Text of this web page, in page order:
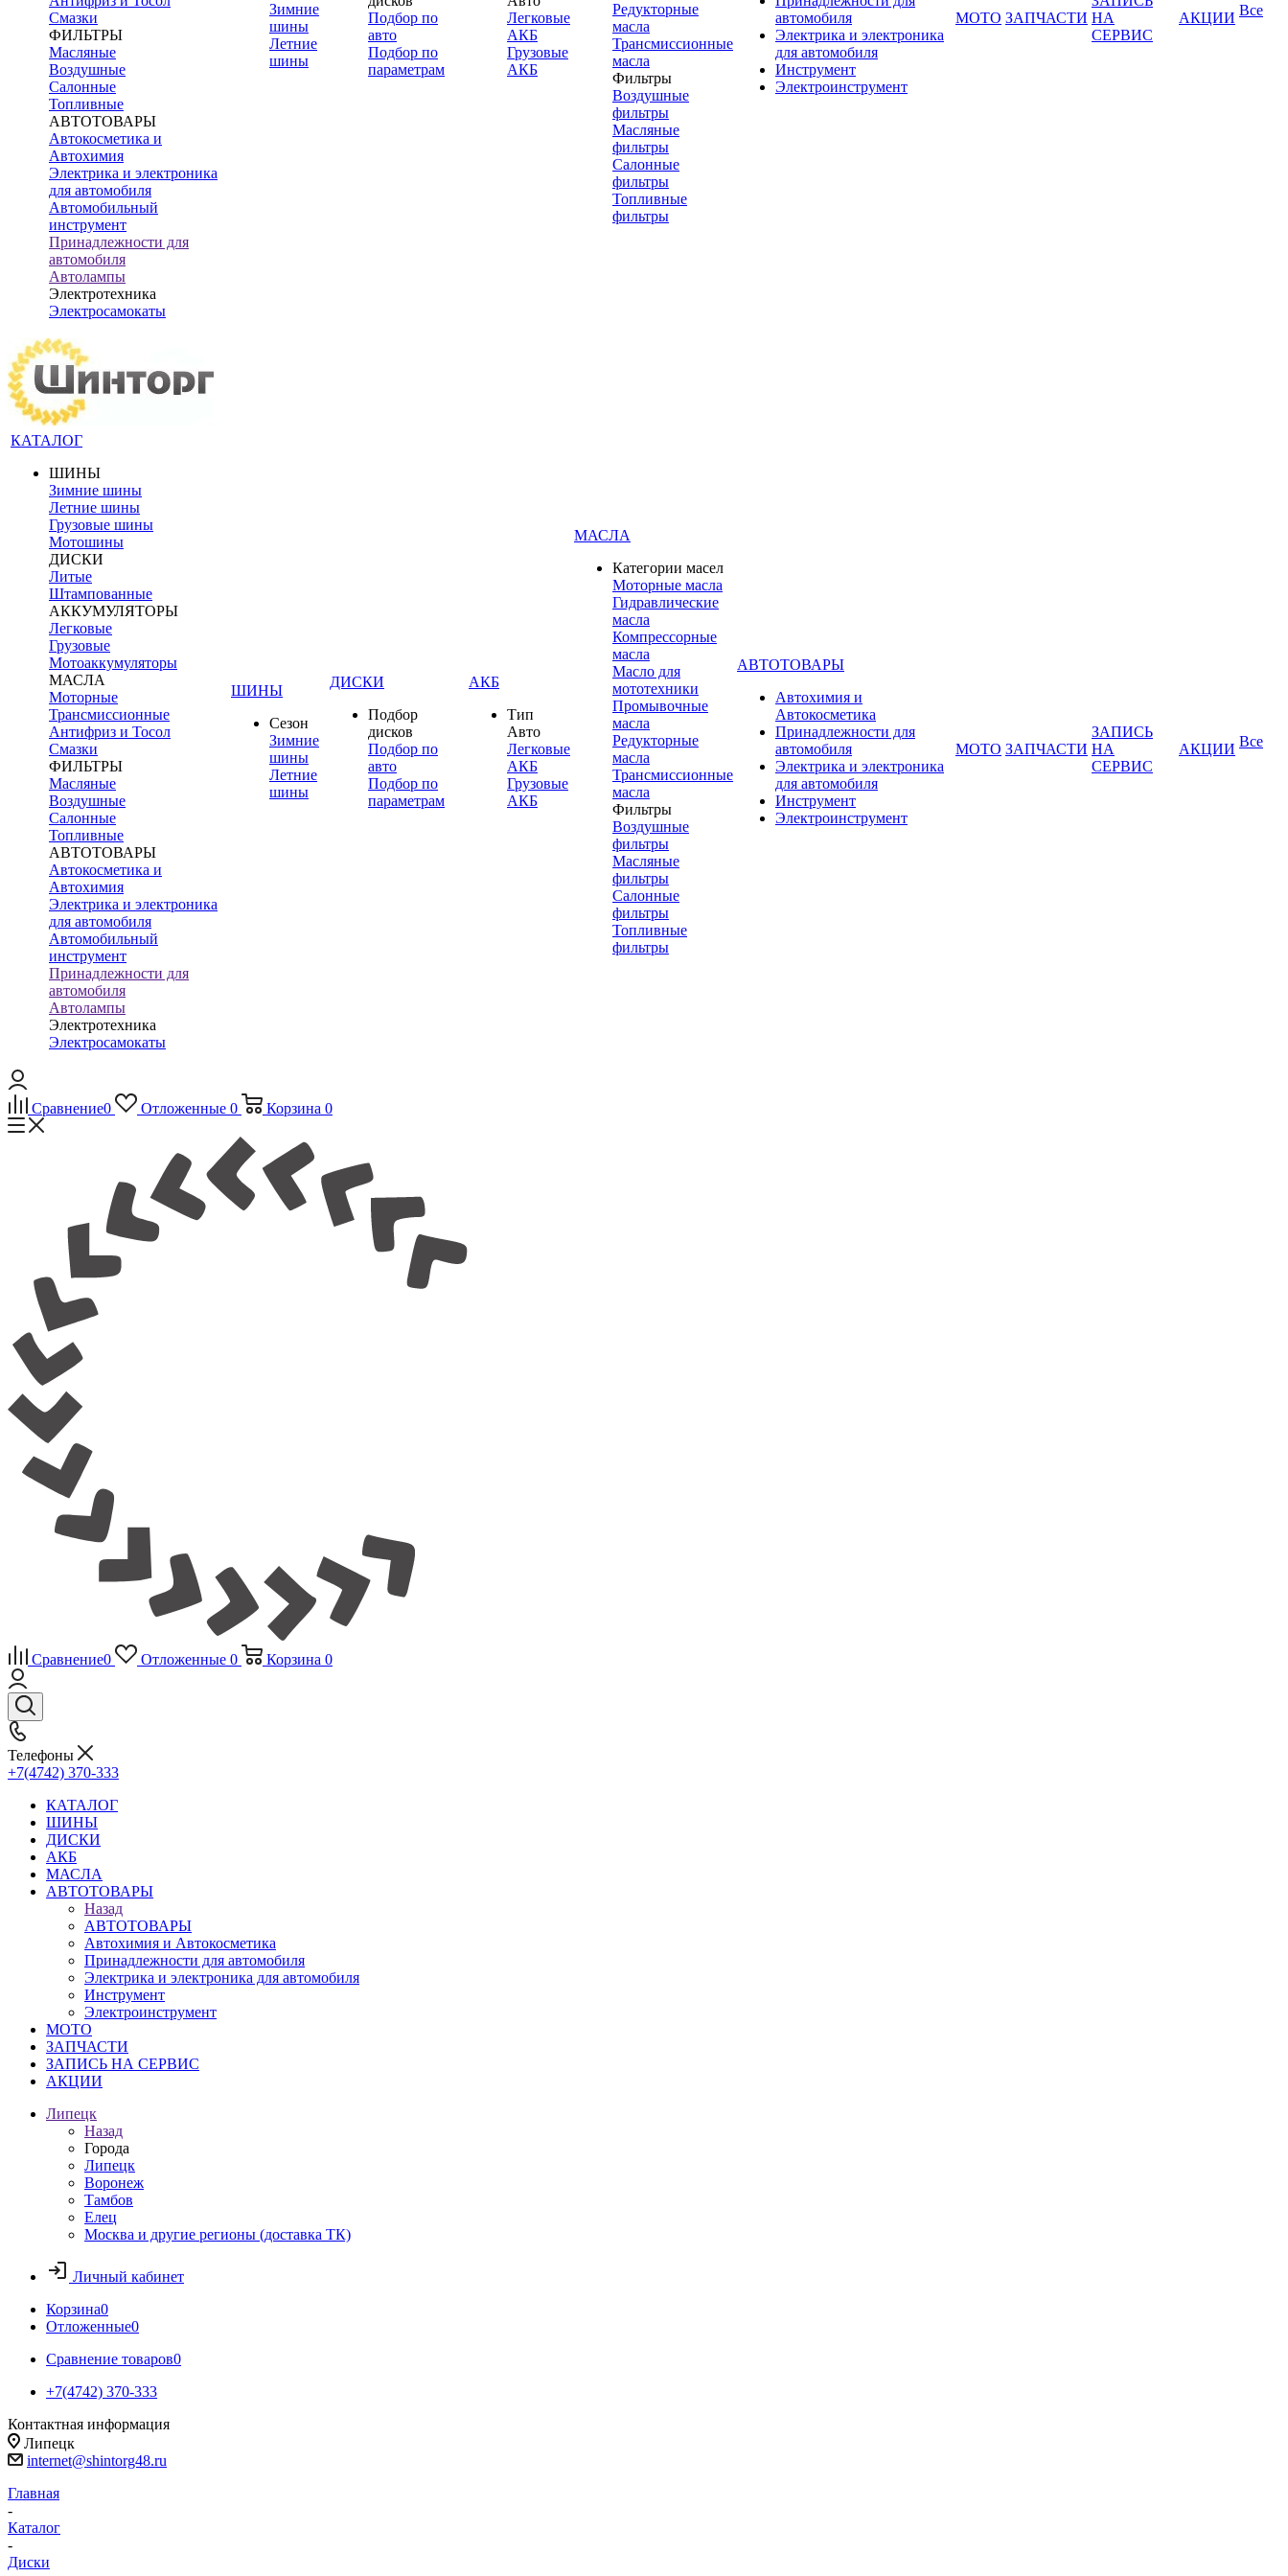
Смазки
ФИЛЬТРЫ
Масляные
Воздушные
Салонные
Топливные
АВТОТОВАРЫ
Автокосметика и
Автохимия
Электрика и электроника
для автомобиля
Автомобильный
инструмент
Принадлежности для
автомобиля
Автолампы
Электротехника
Электросамокаты
Зимние
шины
Летние
шины
Подбор по
авто
Подбор по
параметрам
Легковые
АКБ
Грузовые
АКБ
Редукторные
масла
Трансмиссионные
масла
Фильтры
Воздушные
фильтры
Масляные
фильтры
Салонные
фильтры
Топливные
фильтры
автомобиля
Электрика и электроника
для автомобиля
Инструмент
Электроинструмент
МОТО ЗАПЧАСТИ НА
СЕРВИС
АКЦИИ Все
КАТАЛОГ
ШИНЫ
Зимние шины
Летние шины
Грузовые шины
Мотошины
ДИСКИ
Литые
Штампованные
АККУМУЛЯТОРЫ
Легковые
Грузовые
Мотоаккумуляторы
МАСЛА
Моторные
Трансмиссионные
Антифриз и Тосол
Смазки
ФИЛЬТРЫ
Масляные
Воздушные
Салонные
Топливные
АВТОТОВАРЫ
Автокосметика и
Автохимия
Электрика и электроника
для автомобиля
Автомобильный
инструмент
Принадлежности для
автомобиля
Автолампы
Электротехника
Электросамокаты
ШИНЫ
Сезон
Зимние
шины
Летние
шины
ДИСКИ
Подбор
дисков
Подбор по
авто
Подбор по
параметрам
АКБ
Тип
Авто
Легковые
АКБ
Грузовые
АКБ
МАСЛА
Категории масел
Моторные масла
Гидравлические
масла
Компрессорные
масла
Масло для
мототехники
Промывочные
масла
Редукторные
масла
Трансмиссионные
масла
Фильтры
Воздушные
фильтры
Масляные
фильтры
Салонные
фильтры
Топливные
фильтры
АВТОТОВАРЫ
Автохимия и
Автокосметика
Принадлежности для
автомобиля
Электрика и электроника
для автомобиля
Инструмент
Электроинструмент
МОТО ЗАПЧАСТИ
ЗАПИСЬ
НА
СЕРВИС
АКЦИИ Все
Сравнение0 Отложенные 0 Корзина 0
Сравнение0 Отложенные 0 Корзина 0
Телефоны
+7(4742) 370-333
КАТАЛОГ
ШИНЫ
ДИСКИ
АКБ
МАСЛА
АВТОТОВАРЫ
Назад
АВТОТОВАРЫ
Автохимия и Автокосметика
Принадлежности для автомобиля
Электрика и электроника для автомобиля
Инструмент
Электроинструмент
МОТО
ЗАПЧАСТИ
ЗАПИСЬ НА СЕРВИС
АКЦИИ
Липецк
Назад
Города
Липецк
Воронеж
Тамбов
Елец
Москва и другие регионы (доставка ТК)
Личный кабинет
Корзина0
Отложенные0
Сравнение товаров0
+7(4742) 370-333
Контактная информация
Липецк
internet@shintorg48.ru
Главная
-
Каталог
-
Диски